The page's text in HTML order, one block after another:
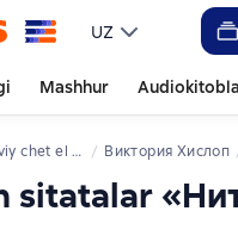
UZ
Mashhur
el adabiyoti Виктория Хислоп
sitatalar